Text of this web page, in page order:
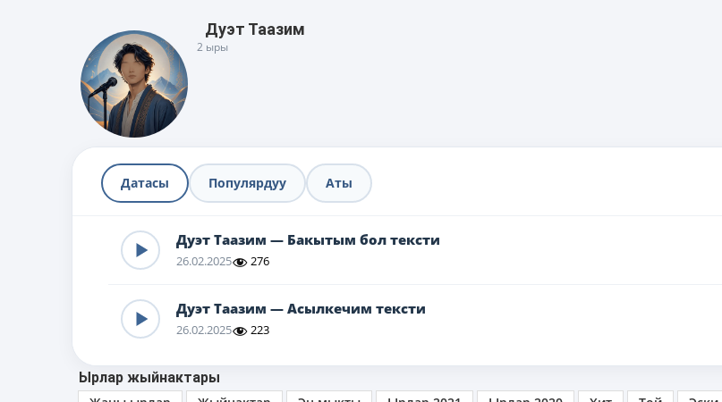
Дуэт Таазим
2 ыры
Датасы Популярдуу Аты
Дуэт Таазим — Бакытым бол тексти
26.02.2025 276
Дуэт Таазим — Асылкечим тексти
26.02.2025 223
Ырлар жыйнактары